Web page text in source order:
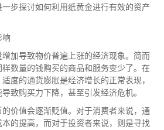
步探讨如何利用纸黄金进行有效的资产
响
加导致物价普遍上涨的经济现象。简而
数量的钱购买的商品和服务变少了。在
度的通货膨胀是经济增长的正常表现，
致购买力下降，甚至引发经济危机。
价值会逐渐贬值。对于消费者来说，通
的提高，而对于投资者来说，则是寻找